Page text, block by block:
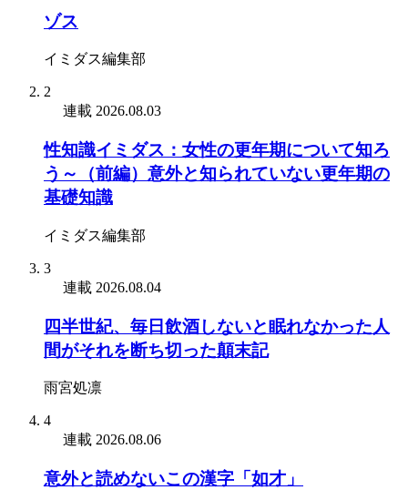
ゾス
イミダス編集部
2
連載 2026.08.03
性知識イミダス：女性の更年期について知ろ
う～（前編）意外と知られていない更年期の
基礎知識
イミダス編集部
3
連載 2026.08.04
四半世紀、毎日飲酒しないと眠れなかった人
間がそれを断ち切った顛末記
雨宮処凛
4
連載 2026.08.06
意外と読めないこの漢字「如才」